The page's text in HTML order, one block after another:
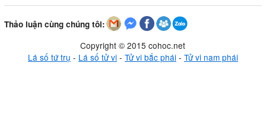
Thảo luận cùng chúng tôi:
Copyright © 2015 cohoc.net
Lá số tứ trụ - Lá số tử vi- Tử vi bắc phái- Tử vi nam phái